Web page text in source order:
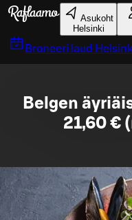
Liigu peamise sisu juurde
Asukoht
Helsinki
Broneeri laud
Belgen
21,60 €